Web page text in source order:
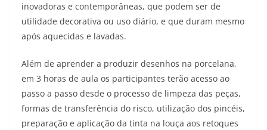
inovadoras e contemporâneas, que podem ser de
utilidade decorativa ou uso diário, e que duram mesmo
após aquecidas e lavadas.
Além de aprender a produzir desenhos na porcelana,
em 3 horas de aula os participantes terão acesso ao
passo a passo desde o processo de limpeza das peças,
formas de transferência do risco, utilização dos pincéis,
preparação e aplicação da tinta na louça aos retoques